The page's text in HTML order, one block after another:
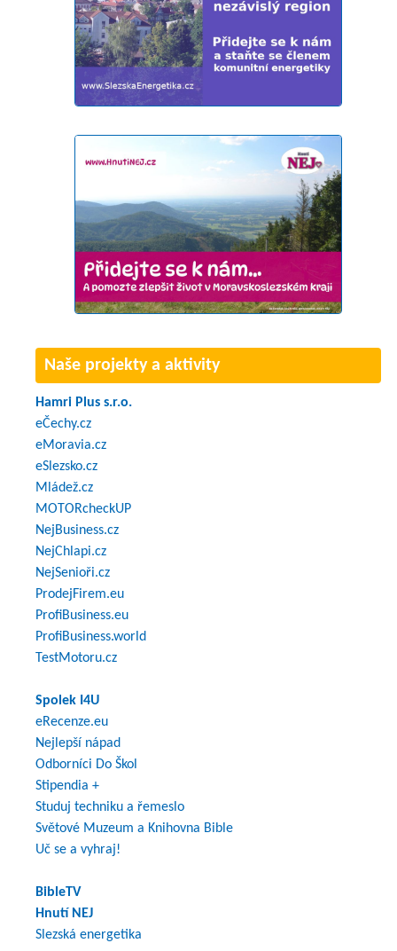
Naše projekty a aktivity
Hamri Plus s.r.o.
eČechy.cz
eMoravia.cz
eSlezsko.cz
Mládež.cz
MOTORcheckUP
NejBusiness.cz
NejChlapi.cz
NejSenioři.cz
ProdejFirem.eu
ProfiBusiness.eu
ProfiBusiness.world
TestMotoru.cz
Spolek I4U
eRecenze.eu
Nejlepší nápad
Odborníci Do Škol
Stipendia +
Studuj techniku a řemeslo
Světové Muzeum a Knihovna Bible
Uč se a vyhraj!
BibleTV
Hnutí NEJ
Slezská energetika